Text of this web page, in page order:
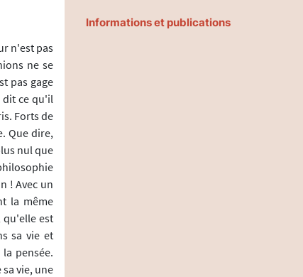
n'est pas
ne se
pas gage
dit ce qu'il
Forts de
Que dire,
nul que
! Avec un
la même
qu'elle est
sa vie et
pensée.
vie, une
Informations et publications